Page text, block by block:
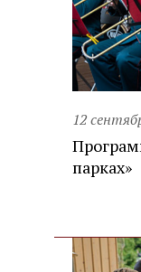
12
парках»